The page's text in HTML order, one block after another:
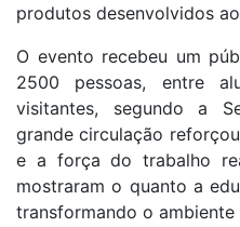
produtos desenvolvidos
O evento recebeu um
2500 pessoas, entre
visitantes, segundo a
grande circulação
e a força do trabalho
mostraram o quanto a
transformando o ambiente